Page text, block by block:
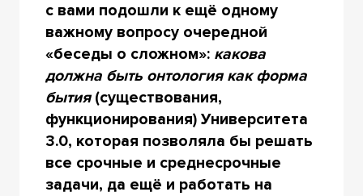
с вами подошли к ещё одному
важному вопросу очередной
«беседы о сложном»: какова
должна быть онтология как форма
бытия(существования,
функционирования) Университета
3.0, которая позволяла бы решать
все срочные и среднесрочные
задачи, да ещё и работать на